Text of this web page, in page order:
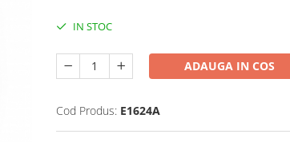
IN STOC
ADAUGA IN COS
Cod Produs: E1624A